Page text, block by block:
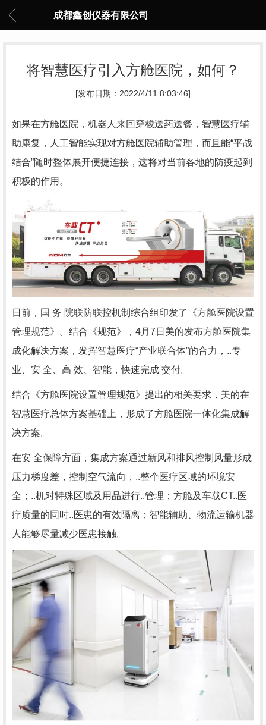
成都鑫创仪器有限公司
将智慧医疗引入方舱医院，如何？
[发布日期：2022/4/11 8:03:46]
如果在方舱医院，机器人来回穿梭送药送餐，智慧医疗辅
助康复，人工智能实现对方舱医院辅助管理，而且能“平战
结合”随时整体展开便捷连接，这将对当前各地的防疫起到
积极的作用。
日前，国 务 院联防联控机制综合组印发了《方舱医院设置
管理规范》。结合《规范》，4月7日美的发布方舱医院集
成化解决方案，发挥智慧医疗“产业联合体”的合力，..专
业、安 全、高 效、智能，快速完成 交付。
结合《方舱医院设置管理规范》提出的相关要求，美的在
智慧医疗总体方案基础上，形成了方舱医院一体化集成解
决方案。
在安 全保障方面，集成方案通过新风和排风控制风量形成
压力梯度差，控制空气流向，..整个医疗区域的环境安
全；..机对特殊区域及用品进行..管理；方舱及车载CT..医
疗质量的同时..医患的有效隔离；智能辅助、物流运输机器
人能够尽量减少医患接触。